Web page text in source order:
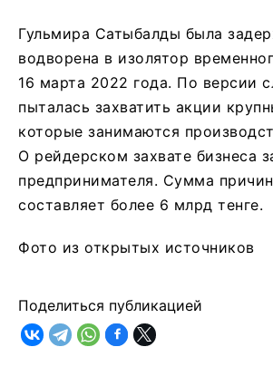
Гульмира Сатыбалды была
водворена в изолятор
16 марта 2022 года. По версии
пыталась захватить акции
которые занимаются
О рейдерском захвате бизнеса
предпринимателя. Сумма
составляет более 6 млрд тенге.
Фото из открытых источников
Поделиться публикацией